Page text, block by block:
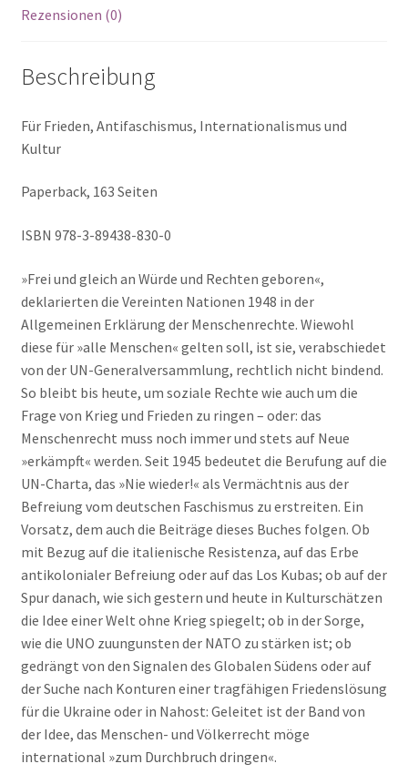
Menschenrecht!
Rezensionen (0)
Beschreibung
Für Frieden, Antifaschismus, Internationalismus und
Kultur
Paperback, 163 Seiten
ISBN 978-3-89438-830-0
»Frei und gleich an Würde und Rechten geboren«,
deklarierten die Vereinten Nationen 1948 in der
Allgemeinen Erklärung der Menschenrechte. Wiewohl
diese für »alle Menschen« gelten soll, ist sie, verabschiedet
von der UN-Generalversammlung, rechtlich nicht bindend.
So bleibt bis heute, um soziale Rechte wie auch um die
Frage von Krieg und Frieden zu ringen – oder: das
Menschenrecht muss noch immer und stets auf Neue
»erkämpft« werden. Seit 1945 bedeutet die Berufung auf die
UN-Charta, das »Nie wieder!« als Vermächtnis aus der
Befreiung vom deutschen Faschismus zu erstreiten. Ein
Vorsatz, dem auch die Beiträge dieses Buches folgen. Ob
mit Bezug auf die italienische Resistenza, auf das Erbe
antikolonialer Befreiung oder auf das Los Kubas; ob auf der
Spur danach, wie sich gestern und heute in Kulturschätzen
die Idee einer Welt ohne Krieg spiegelt; ob in der Sorge,
wie die UNO zuungunsten der NATO zu stärken ist; ob
gedrängt von den Signalen des Globalen Südens oder auf
der Suche nach Konturen einer tragfähigen Friedenslösung
für die Ukraine oder in Nahost: Geleitet ist der Band von
der Idee, das Menschen- und Völkerrecht möge
international »zum Durchbruch dringen«.